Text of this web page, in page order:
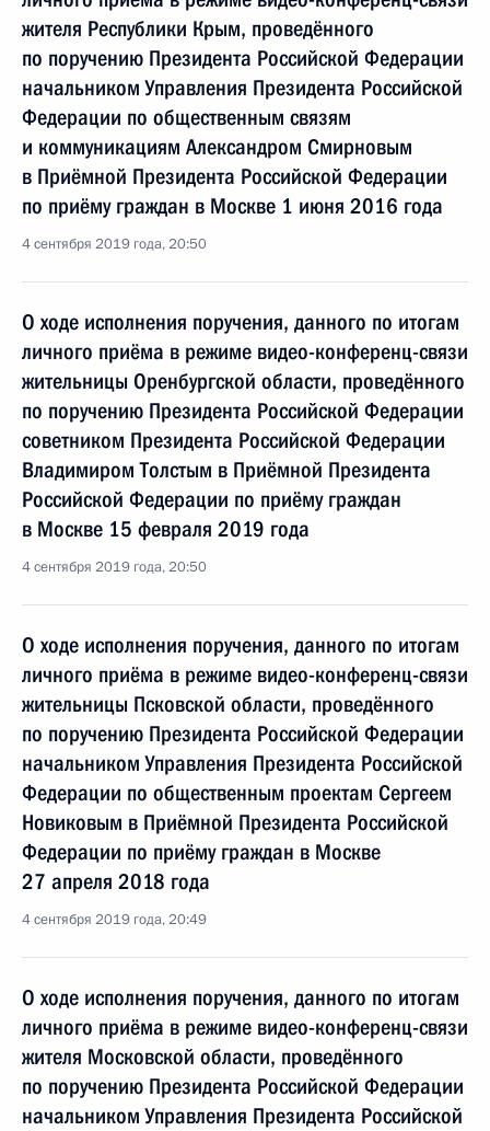
жителя Республики Крым, проведённого
по поручению Президента Российской Федерации
начальником Управления Президента Российской
Федерации по общественным связям
и коммуникациям Александром Смирновым
в Приёмной Президента Российской Федерации
по приёму граждан в Москве 1 июня 2016 года
4 сентября 2019 года, 20:50
О ходе исполнения поручения, данного по итогам
личного приёма в режиме видео-конференц-связи
жительницы Оренбургской области, проведённого
по поручению Президента Российской Федерации
советником Президента Российской Федерации
Владимиром Толстым в Приёмной Президента
Российской Федерации по приёму граждан
в Москве 15 февраля 2019 года
4 сентября 2019 года, 20:50
О ходе исполнения поручения, данного по итогам
личного приёма в режиме видео-конференц-связи
жительницы Псковской области, проведённого
по поручению Президента Российской Федерации
начальником Управления Президента Российской
Федерации по общественным проектам Сергеем
Новиковым в Приёмной Президента Российской
Федерации по приёму граждан в Москве
27 апреля 2018 года
4 сентября 2019 года, 20:49
О ходе исполнения поручения, данного по итогам
личного приёма в режиме видео-конференц-связи
жителя Московской области, проведённого
по поручению Президента Российской Федерации
начальником Управления Президента Российской